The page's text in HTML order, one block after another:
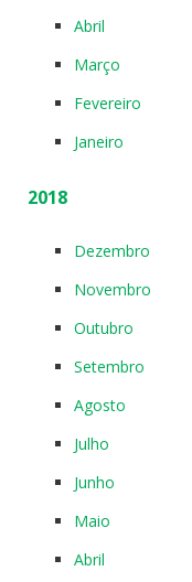
Abril
Março
Fevereiro
Janeiro
2018
Dezembro
Novembro
Outubro
Setembro
Agosto
Julho
Junho
Maio
Abril